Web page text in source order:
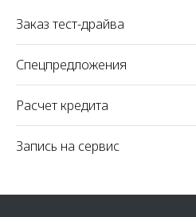
Заказ тест-драйва
Спецпредложения
Расчет кредита
Запись на сервис